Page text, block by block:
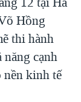
CUỘC'
Hồng
thi hành
cạnh
nền kinh tế